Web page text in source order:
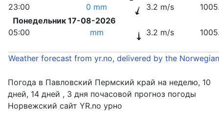
23:00
0 mm 3.2 m/s
Понедельник 17-08-2026
05:00
mm 3.2 m/s
Weather forecast from yr.no, delivered by the
Погода в Павловский Пермский край на неделю, 10
дней, 14 дней , 3 дня почасовой прогноз погоды
Норвежский сайт YR.no урно